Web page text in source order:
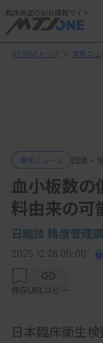
臨床検査の総合情報サイト
MTJONEトップ ＞ 業界ニュ
業界ニュース 団体・
血小板数の
料由来の可
日臨技 精度管理
2025.12.26 05:00
保存URLコピー
日本臨床衛生